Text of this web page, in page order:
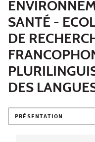
SANTÉ -
DE
DES
PRÉSENTATION